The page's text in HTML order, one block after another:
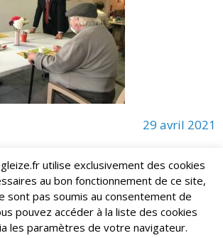
29 avril 2021
- e-mail : lagleize2024@gmail.com
- Copyright © 2024. Tous droits réservés.
utilise exclusivement des cookies
au bon fonctionnement de ce site,
sont pas soumis au consentement de
pouvez accéder à la liste des cookies
les paramètres de votre navigateur.